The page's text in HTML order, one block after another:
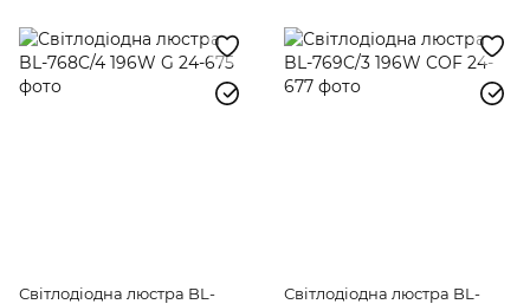
Світлодіодна люстра BL-
Світлодіодна люстра BL-